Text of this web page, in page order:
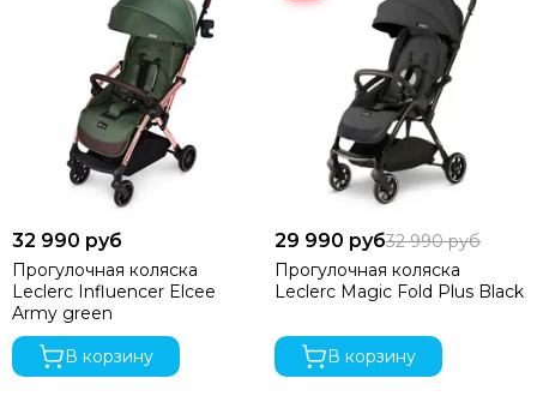
32 990 руб
Прогулочная коляска
Leclerc Influencer Elcee
Army green
В корзину
29 990 руб32 990 руб
Прогулочная коляска
Leclerc Magic Fold Plus Black
В корзину